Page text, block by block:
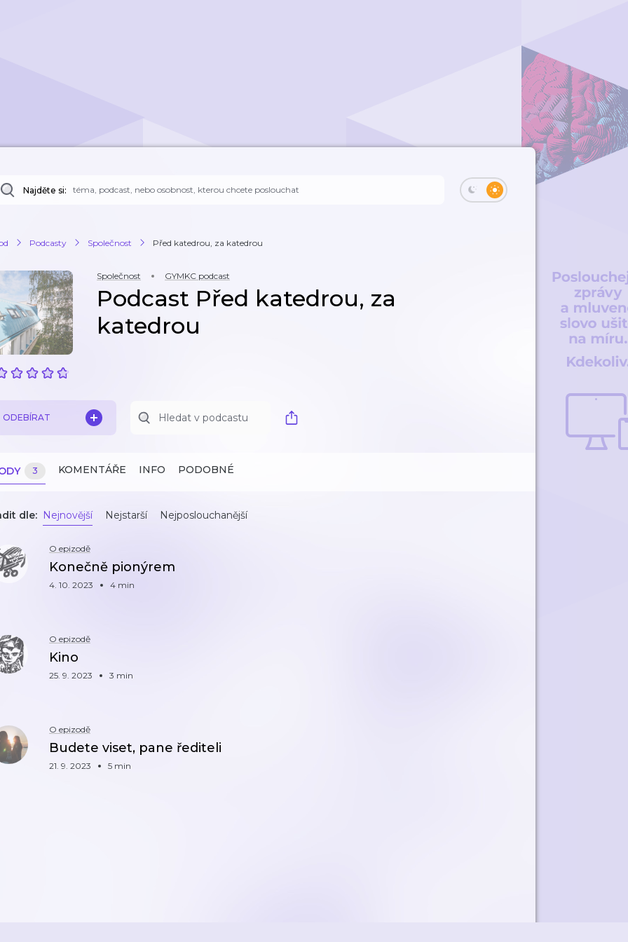
Najděte si:
Podcasty Společnost Před katedrou, za katedrou
Společnost GYMKC podcast
Podcast Před katedrou, za
katedrou
ODEBÍRAT
3 KOMENTÁŘE INFO PODOBNÉ
dle: Nejnovější Nejstarší Nejposlouchanější
O epizodě
Konečně pionýrem
4. 10. 2023 4 min
O epizodě
Kino
25. 9. 2023 3 min
O epizodě
Budete viset, pane řediteli
21. 9. 2023 5 min